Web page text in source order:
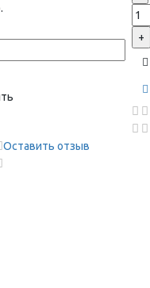
Оставить отзыв
+